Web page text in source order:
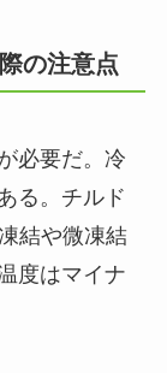
の注意点
必要だ。冷
る。チルド
結や微凍結
度はマイナ